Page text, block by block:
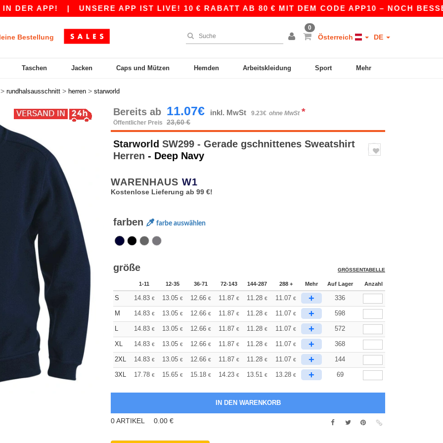
APP!|UNSERE APP IST LIVE! 10 € RABATT AB 80 € MIT DEM CODE APP10 – NOCH BESSERE
Bestellung
0
Österreich DE
Taschen Jacken Caps und Mützen Hemden Arbeitskleidung Sport Mehr
> rundhalsausschnitt > herren > starworld
Bereits ab 11.07€ inkl. MwSt 9.23€ ohne MwSt *
Öffentlicher Preis 23,60 €
Starworld SW299 - Gerade gschnittenes Sweatshirt
Herren - Deep Navy
WARENHAUS W1
Kostenlose Lieferung ab 99 €!
farben farbe auswählen
größe GRÖSSENTABELLE
1-11 12-35 36-71 72-143 144-287 288 + Mehr Auf Lager Anzahl
S 14.83 € 13.05 € 12.66 € 11.87 € 11.28 € 11.07 € + 336
M 14.83 € 13.05 € 12.66 € 11.87 € 11.28 € 11.07 € + 598
L 14.83 € 13.05 € 12.66 € 11.87 € 11.28 € 11.07 € + 572
XL 14.83 € 13.05 € 12.66 € 11.87 € 11.28 € 11.07 € + 368
2XL 14.83 € 13.05 € 12.66 € 11.87 € 11.28 € 11.07 € + 144
3XL 17.78 € 15.65 € 15.18 € 14.23 € 13.51 € 13.28 € + 69
0ARTIKEL 0.00 €